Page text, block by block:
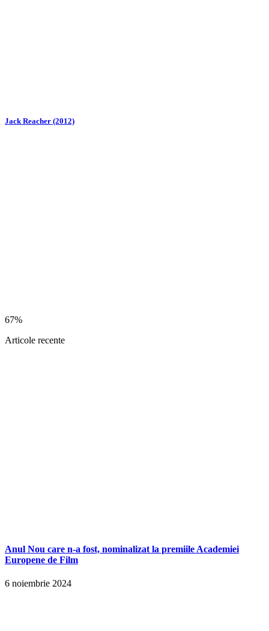
Jack Reacher (2012)
67%
Articole recente
Anul Nou care n-a fost, nominalizat la premiile Academiei
Europene de Film
6 noiembrie 2024